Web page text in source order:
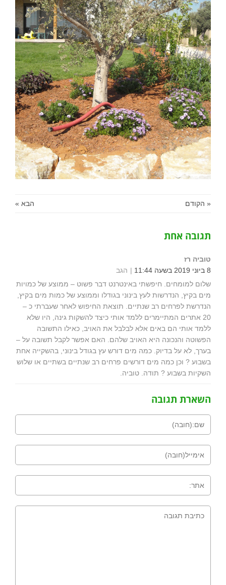
« הקודם הבא »
תגובה אחת
טוביה רז
8 ביוני 2019 בשעה 11:44
הגב
שלום למומחים. חיפשתי באינטרנט דבר פשוט – ממוצע של כמויות
מים בקיץ, הנדרשות לעץ בינוני בגודלו וממוצע של כמות מים בקיץ,
הנדרשת לפרחים רב שנתיים. תוצאת החיפוש לאחר שעברתי כ –
20 אתרים המתיימרים ללמד אותי כיצד להשקות גינה, היו שלא
ללמד אותי הם באים אלא לבלבל את האויב, כאילו התשובה
הפשוטה והנכונה היא האויב שלהם. האם אפשר לקבל תשובה על –
בערך, לא על בדיוק. כמה מים דורש עץ בגודל בינוני, בהשקייה אחת
בשבוע ? וכן כמה מים דורשים פרחים רב שנתיים בשתיים או שלוש
השקיות בשבוע ? תודה. טוביה.
השארת תגובה